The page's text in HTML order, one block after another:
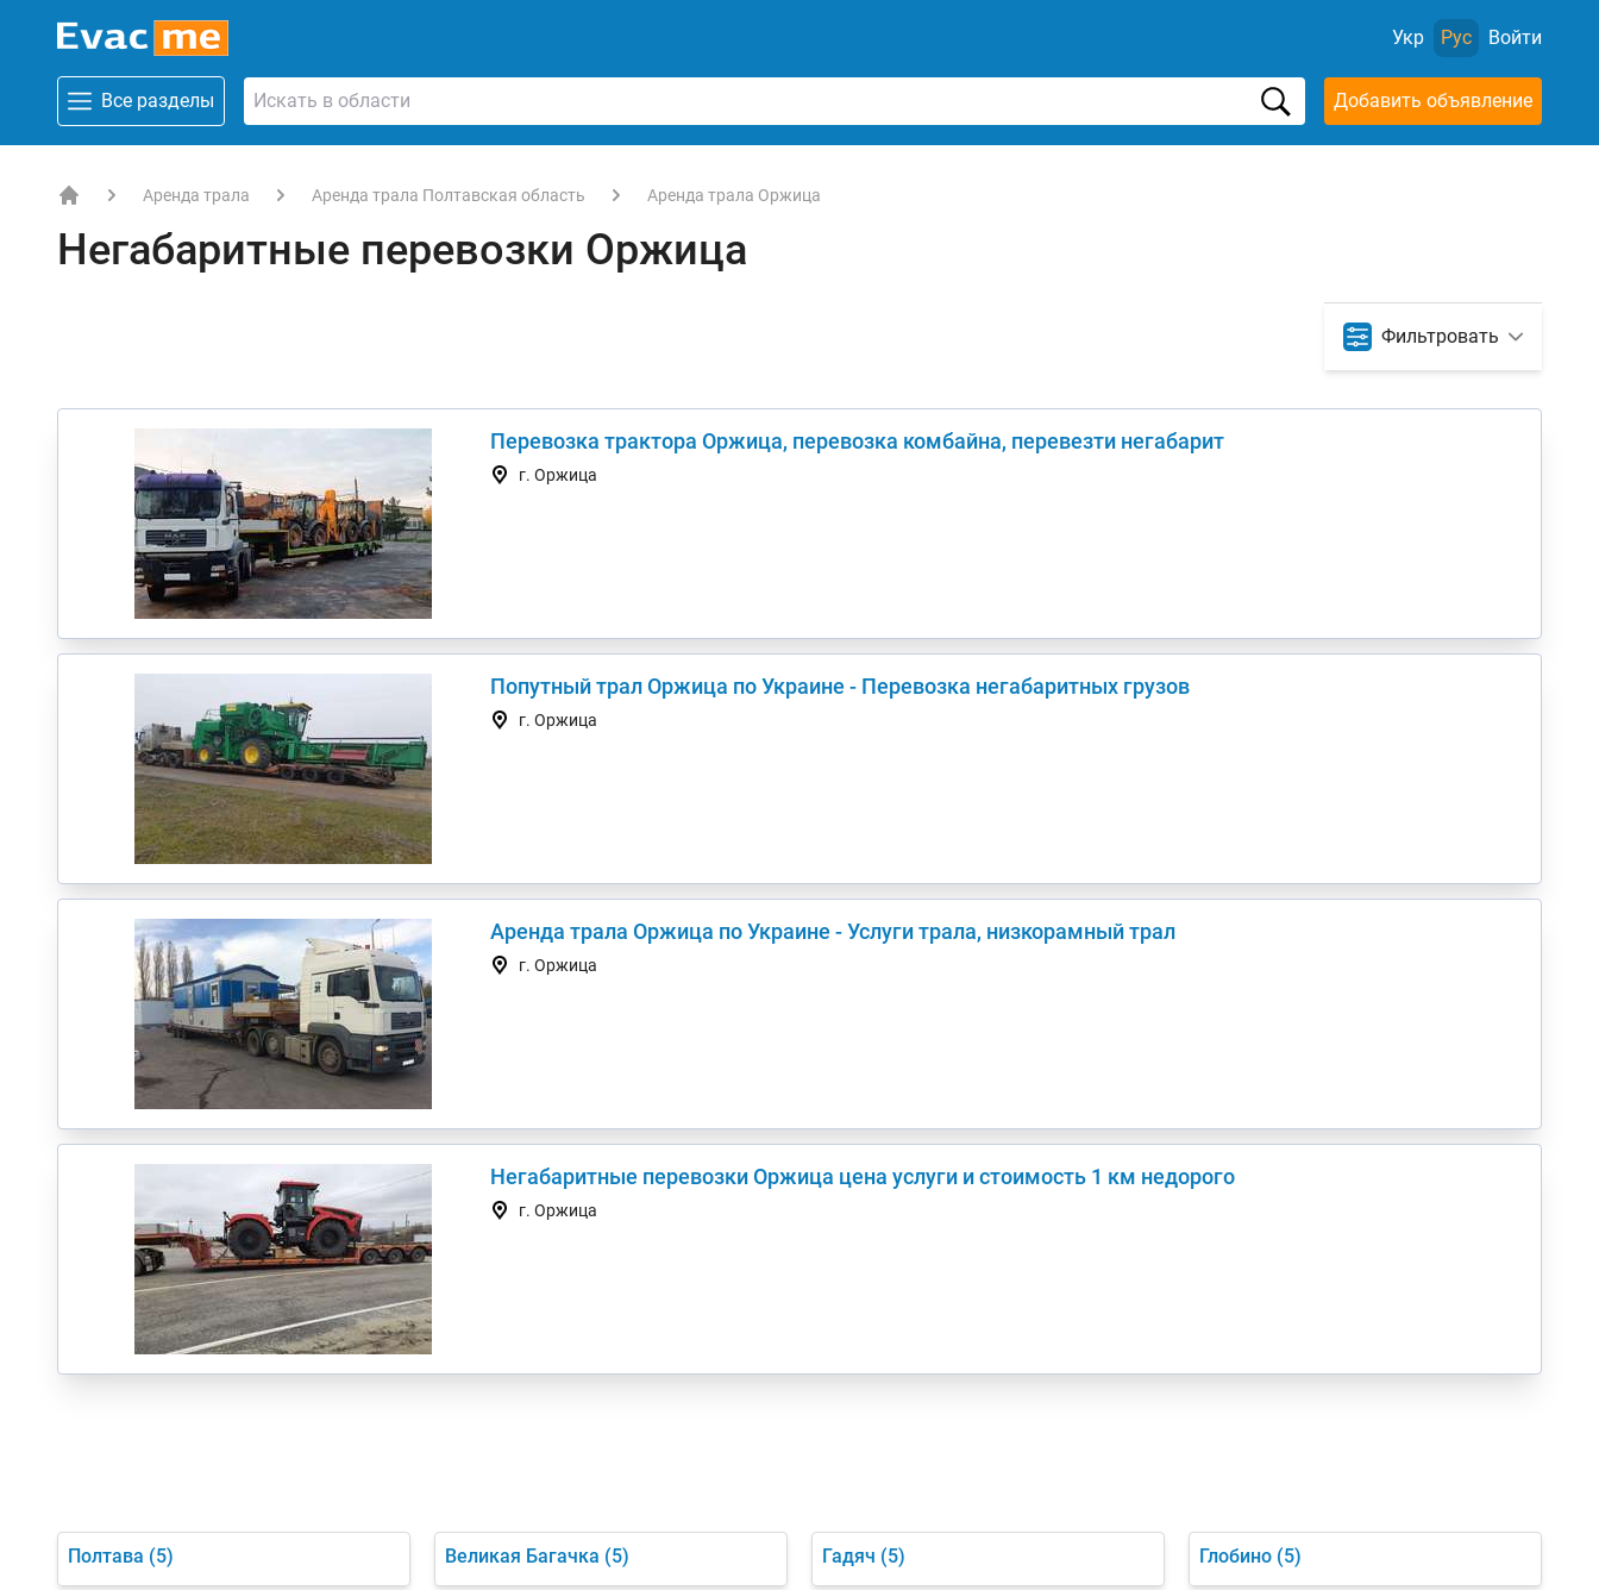
Укр Рус Войти
Все разделы Добавить объявление
Аренда трала Аренда трала Полтавская область Аренда трала Оржица
Негабаритные перевозки Оржица
Фильтровать
Перевозка трактора Оржица, перевозка комбайна, перевезти негабарит
г. Оржица
Попутный трал Оржица по Украине - Перевозка негабаритных грузов
г. Оржица
Аренда трала Оржица по Украине - Услуги трала, низкорамный трал
г. Оржица
Негабаритные перевозки Оржица цена услуги и стоимость 1 км недорого
г. Оржица
Полтава (5) Великая Багачка (5) Гадяч (5) Глобино (5)